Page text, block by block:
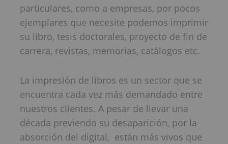
particulares, como a empresas, por pocos
ejemplares que necesite podemos imprimir
su libro, tesis doctorales, proyecto de fin de
carrera, revistas, memorias, catálogos etc.
La impresión de libros es un sector que se
encuentra cada vez más demandado entre
nuestros clientes. A pesar de llevar una
década previendo su desaparición, por la
absorción del digital, están más vivos que